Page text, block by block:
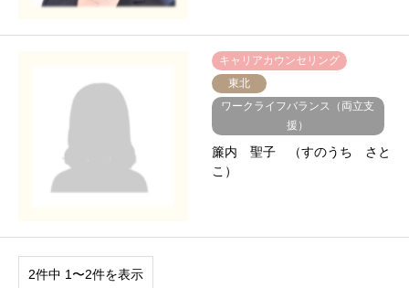
キャリアカウンセリング
東北
ワークライフバランス（両立支
援）
簾内 聖子 （すのうち さと
こ）
2件中 1〜2件を表示